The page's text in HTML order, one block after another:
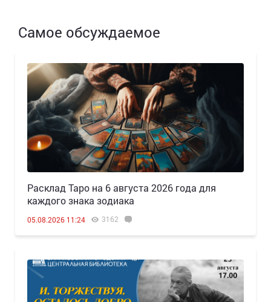
Самое обсуждаемое
Расклад Таро на 6 августа 2026 года для
каждого знака зодиака
05.08.2026 11:24 3162